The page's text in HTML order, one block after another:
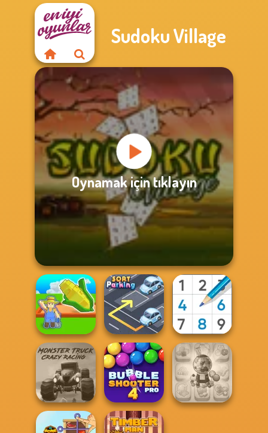
Sudoku Village
Oynamak için tıklayın
My Garden
Journey
Sort Parking Sudoku Royal